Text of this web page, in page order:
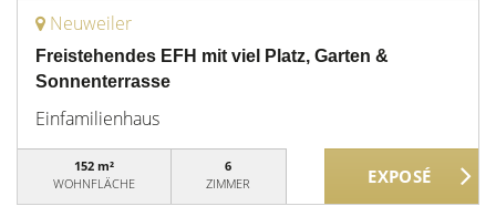
Neuweiler
Freistehendes EFH mit viel Platz, Garten &
Sonnenterrasse
Einfamilienhaus
152 m²
WOHNFLÄCHE
6
ZIMMER